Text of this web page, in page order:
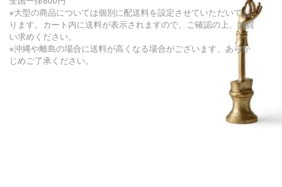
※大型の商品については個別に配送料を設定させていただいてお
ります。カート内に送料が表示されますので、ご確認の上、お買
い求めください。
※沖縄や離島の場合に送料が高くなる場合がございます。あらか
じめご了承ください。